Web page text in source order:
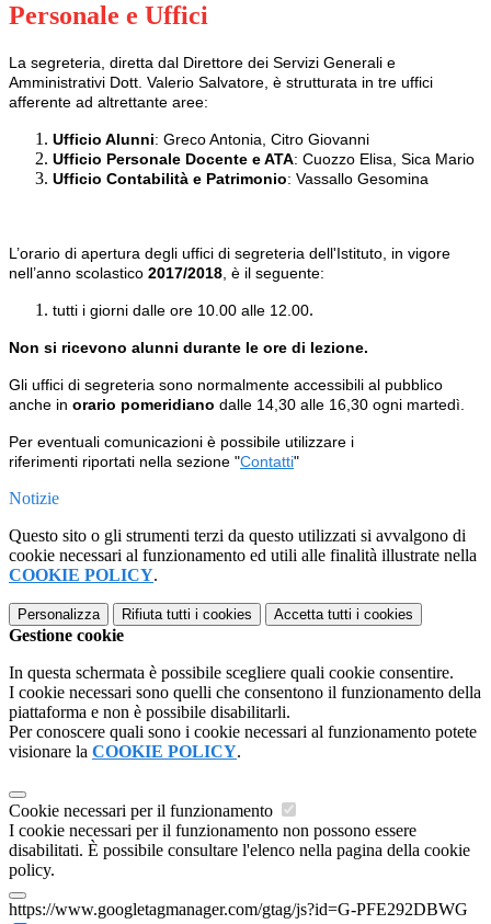
Personale e Uffici
La segreteria, diretta dal Direttore dei Servizi Generali e
Amministrativi Dott. Valerio Salvatore, è strutturata in tre uffici
afferente ad altrettante aree:
Ufficio Alunni: Greco Antonia, Citro Giovanni
Ufficio Personale Docente e ATA: Cuozzo Elisa, Sica Mario
Ufficio Contabilità e Patrimonio: Vassallo Gesomina
L’orario di apertura degli uffici di segreteria dell'Istituto, in vigore
nell’anno scolastico 2017/2018 , è il seguente:
tutti i giorni dalle ore 10.00 alle 12.00.
Non si ricevono alunni durante le ore di lezione.
Gli uffici di segreteria sono normalmente accessibili al pubblico
anche in orario pomeridiano dalle 14,30 alle 16,30 ogni martedì.
Per eventuali comunicazioni è possibile utilizzare i
riferimenti riportati nella sezione "Contatti"
Notizie
Questo sito o gli strumenti terzi da questo utilizzati si avvalgono di
cookie necessari al funzionamento ed utili alle finalità illustrate nella
COOKIE POLICY.
Personalizza Rifiuta tutti i cookies Accetta tutti i cookies
Gestione cookie
In questa schermata è possibile scegliere quali cookie consentire.
I cookie necessari sono quelli che consentono il funzionamento della
piattaforma e non è possibile disabilitarli.
Per conoscere quali sono i cookie necessari al funzionamento potete
visionare la COOKIE POLICY.
Cookie necessari per il funzionamento
I cookie necessari per il funzionamento non possono essere
disabilitati. È possibile consultare l'elenco nella pagina della cookie
policy.
https://www.googletagmanager.com/gtag/js?id=G-PFE292DBWG